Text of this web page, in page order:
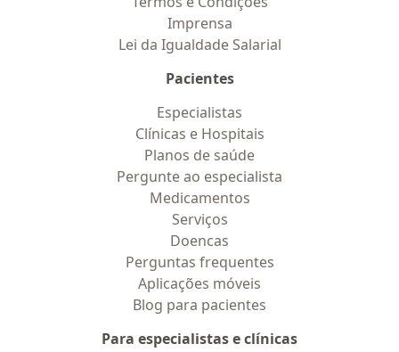
Imprensa
Lei da Igualdade Salarial
Pacientes
Especialistas
Clínicas e Hospitais
Planos de saúde
Pergunte ao especialista
Medicamentos
Serviços
Doencas
Perguntas frequentes
Aplicações móveis
Blog para pacientes
Para especialistas e clínicas